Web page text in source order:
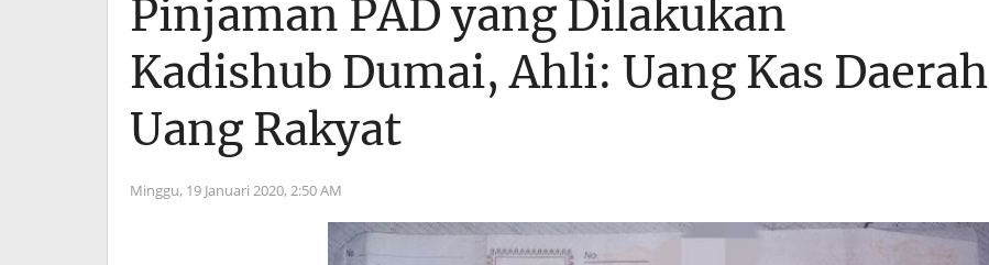
Pinjaman PAD yang Dilakukan
Kadishub Dumai, Ahli: Uang Kas Daerah
Uang Rakyat
Minggu, 19 Januari 2020, 2:50 AM